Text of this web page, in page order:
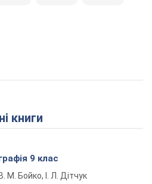
книги
9 клас
В. М. Бойко, І. Л. Дітчук